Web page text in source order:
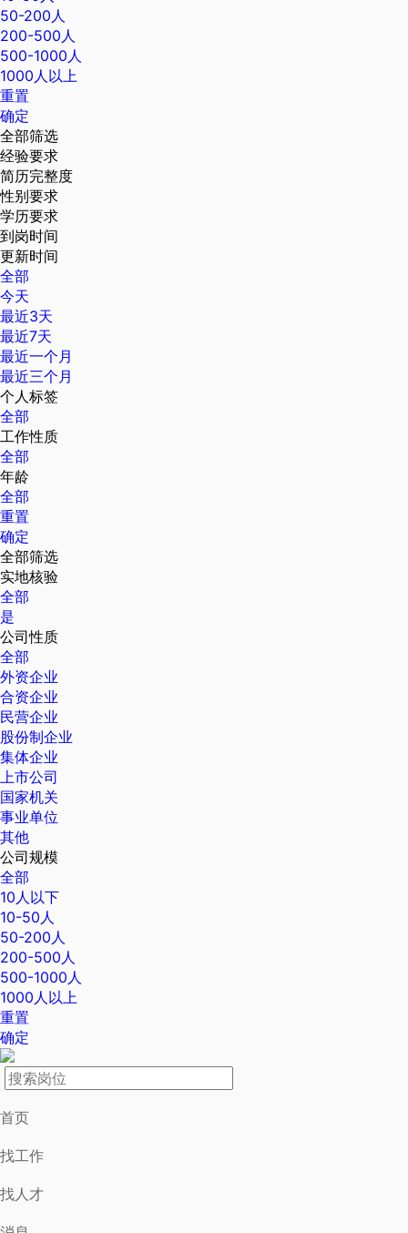
50-200人
200-500人
500-1000人
1000人以上
重置
确定
全部筛选
经验要求
简历完整度
性别要求
学历要求
到岗时间
更新时间
全部
今天
最近3天
最近7天
最近一个月
最近三个月
个人标签
全部
工作性质
全部
年龄
全部
重置
确定
全部筛选
实地核验
全部
是
公司性质
全部
外资企业
合资企业
民营企业
股份制企业
集体企业
上市公司
国家机关
事业单位
其他
公司规模
全部
10人以下
10-50人
50-200人
200-500人
500-1000人
1000人以上
重置
确定
首页
找工作
找人才